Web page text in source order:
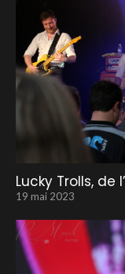
Lucky Trolls, de
19 mai 2023